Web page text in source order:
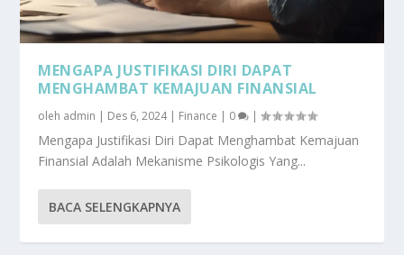
MENGAPA JUSTIFIKASI DIRI DAPAT
MENGHAMBAT KEMAJUAN FINANSIAL
oleh admin | Des 6, 2024| Finance | 0 |
Mengapa Justifikasi Diri Dapat Menghambat Kemajuan
Finansial Adalah Mekanisme Psikologis Yang...
BACA SELENGKAPNYA